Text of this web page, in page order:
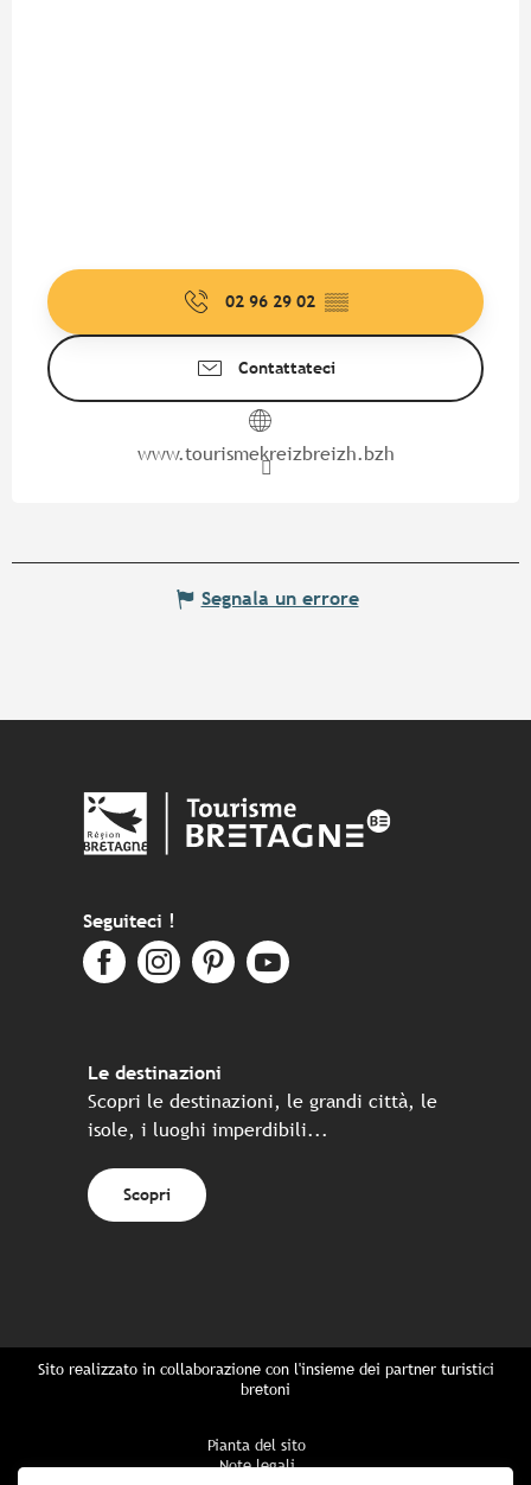
02 96 29 02 ▒▒
Contattateci
www.tourismekreizbreizh.bzh
Segnala un errore
Seguiteci !
Le destinazioni
Scopri le destinazioni, le grandi città, le
isole, i luoghi imperdibili...
Scopri
Sito realizzato in collaborazione con l'insieme dei partner turistici
bretoni
Pianta del sito
Note legali